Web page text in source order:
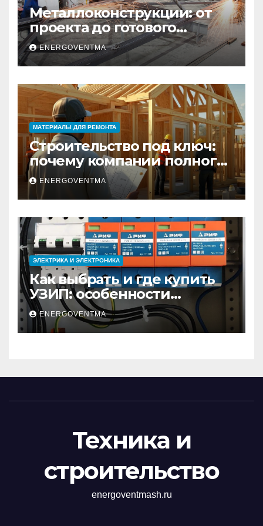
Металлоконструкции: от
проекта до готового
изделия – полный
практический гид
ENERGOVENTMA
МАТЕРИАЛЫ ДЛЯ РЕМОНТА
Строительство под ключ:
почему компании полного
цикла меняют рынок
недвижимости
ENERGOVENTMA
ЭЛЕКТРИКА И ЭЛЕКТРОНИКА
Как выбрать и где купить
УЗИП: особенности
устройств защиты от
импульсных
перенапряжений
ENERGOVENTMA
Техника и
строительство
energoventmash.ru